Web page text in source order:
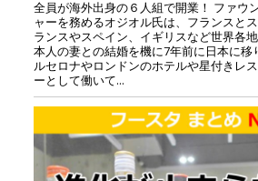
全員が海外出身の６人組で開業！ ファウ
ャーを務めるオジオル氏は、フランスと
ランスやスペイン、イギリスなど世界各
本人の妻との結婚を機に7年前に日本に移
ルセロナやロンドンのホテルや星付きレ
ーとして働いて...